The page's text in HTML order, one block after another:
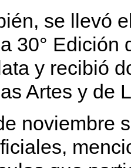
se llevó
30° Edición
y recibió
Artes y de
noviembre